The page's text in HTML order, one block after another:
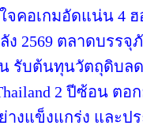
จคอเกมอัดแน่น 4
ลัง 2569 ตลาดบร
รับต้นทุนวัตถุดิบล
2 ปีซ้อน ต
างแข็งแกร่ง และ